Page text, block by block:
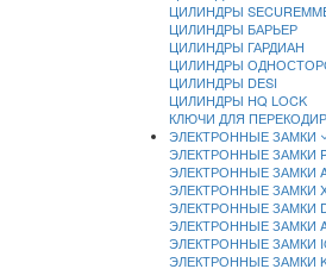
ЦИЛИНДРЫ
ЦИЛИНДРЫ БАРЬЕР
ЦИЛИНДРЫ ГАРДИАН
ЦИЛИНДРЫ
ЦИЛИНДРЫ DESI
ЦИЛИНДРЫ HQ LOCK
КЛЮЧИ ДЛЯ
ЭЛЕКТРОННЫЕ ЗАМКИ
ЭЛЕКТРОННЫЕ ЗАМКИ
ЭЛЕКТРОННЫЕ ЗАМКИ
ЭЛЕКТРОННЫЕ ЗАМКИ
ЭЛЕКТРОННЫЕ ЗАМКИ
ЭЛЕКТРОННЫЕ ЗАМКИ
ЭЛЕКТРОННЫЕ ЗАМКИ
ЭЛЕКТРОННЫЕ ЗАМКИ